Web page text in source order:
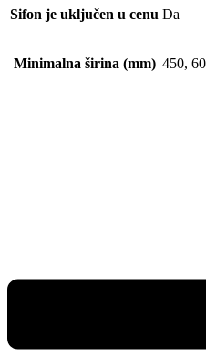
Sifon je uključen u cenu Da
Minimalna širina (mm) 450,